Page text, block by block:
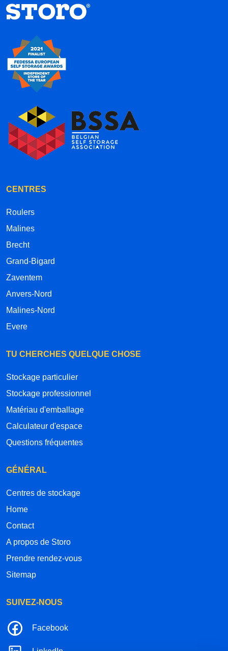
CENTRES
Roulers
Malines
Brecht
Grand-Bigard
Zaventem
Anvers-Nord
Malines-Nord
Evere
TU CHERCHES QUELQUE CHOSE
Stockage particulier
Stockage professionnel
Matériau d'emballage
Calculateur d'espace
Questions fréquentes
GÉNÉRAL
Centres de stockage
Home
Contact
A propos de Storo
Prendre rendez-vous
Sitemap
SUIVEZ-NOUS
Facebook